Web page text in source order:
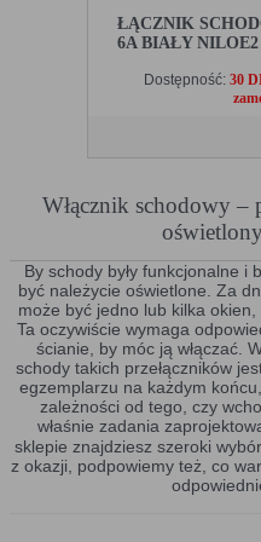
ŁĄCZNIK
6A BIAŁY
Dostępność: 30
Włącznik schodowy –
By schody były funkcjonalne i
być należycie oświetlone. Za
może być jedno lub kilka
Ta oczywiście wymaga
ścianie, by móc ją włączać.
schody takich przełączników
egzemplarzu na każdym
zależności od tego, czy
właśnie zadania
sklepie znajdziesz szeroki
z okazji, podpowiemy też, co